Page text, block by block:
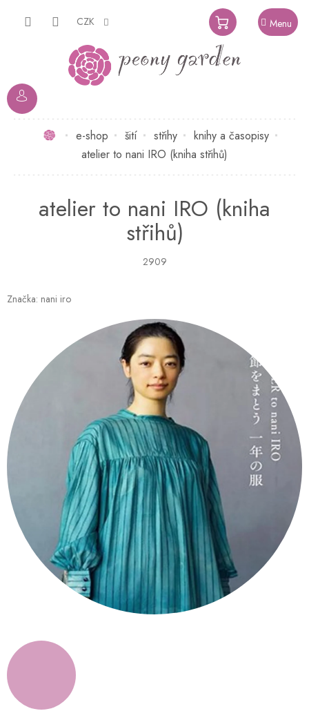
CZK
NÁKUPNÍ
KOŠÍK
Domůe-shop šití střihy
knihy a časopisy
atelier to nani IRO (kniha střihů)
atelier to nani IRO (kniha
střihů)
2909
Značka: nani iro